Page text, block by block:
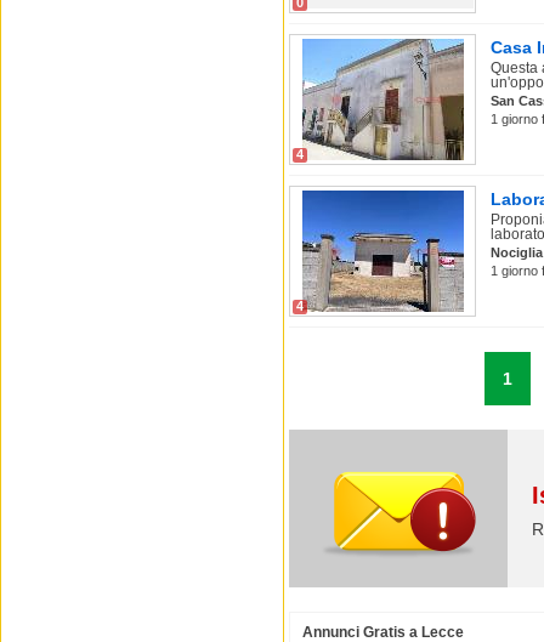
4
Casa
Questa
San
1 giorno
4
Nociglia
1 giorno
1
Annunci Gratis a Lecce